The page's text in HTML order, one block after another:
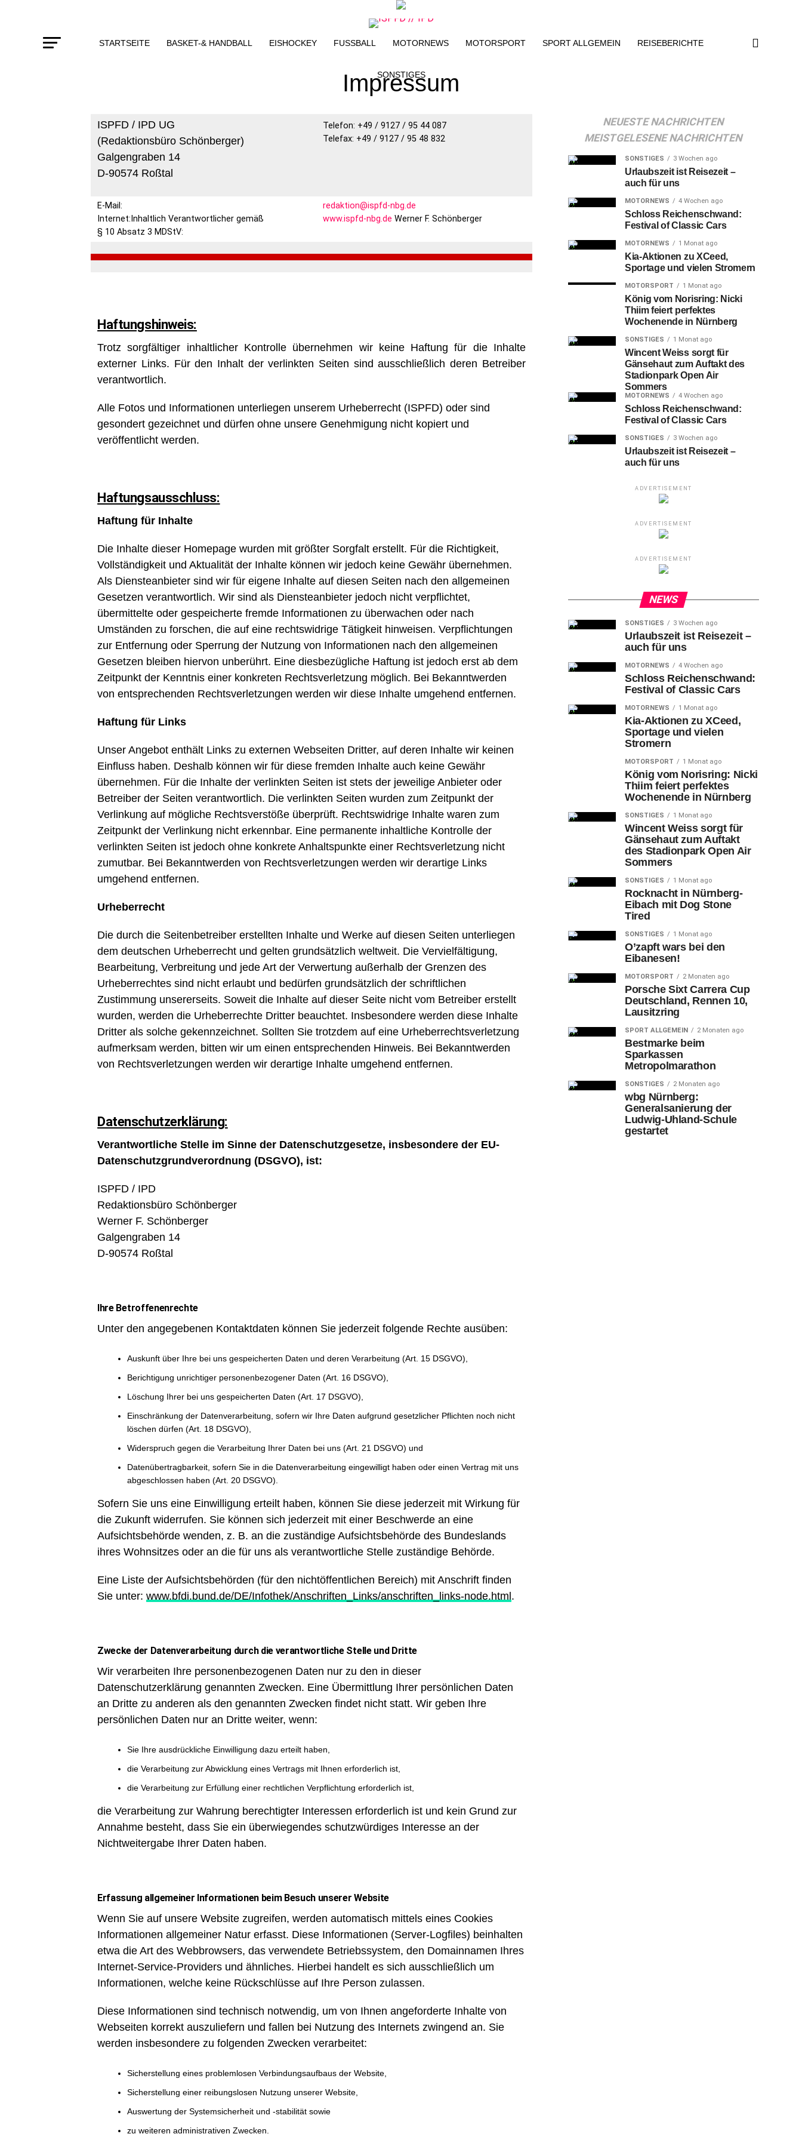
STARTSEITE BASKET-& HANDBALL EISHOCKEY FUSSBALL MOTORNEWS MOTORSPORT SPORT ALLGEMEIN REISEBERICHTE
SONSTIGES
Impressum
ISPFD / IPD UG
(Redaktionsbüro Schönberger)
Galgengraben 14
D-90574 Roßtal
Telefon: +49 / 9127 / 95 44 087
Telefax: +49 / 9127 / 95 48 832
E-Mail:
Internet:Inhaltlich Verantwortlicher gemäß
§ 10 Absatz 3 MDStV:
redaktion@ispfd-nbg.de
www.ispfd-nbg.de Werner F. Schönberger
Haftungshinweis:
Trotz sorgfältiger inhaltlicher Kontrolle übernehmen wir keine Haftung für die Inhalte
externer Links. Für den Inhalt der verlinkten Seiten sind ausschließlich deren Betreiber
verantwortlich.
Alle Fotos und Informationen unterliegen unserem Urheberrecht (ISPFD) oder sind
gesondert gezeichnet und dürfen ohne unsere Genehmigung nicht kopiert und
veröffentlicht werden.
Haftungsausschluss:
Haftung für Inhalte
Die Inhalte dieser Homepage wurden mit größter Sorgfalt erstellt. Für die Richtigkeit,
Vollständigkeit und Aktualität der Inhalte können wir jedoch keine Gewähr übernehmen.
Als Diensteanbieter sind wir für eigene Inhalte auf diesen Seiten nach den allgemeinen
Gesetzen verantwortlich. Wir sind als Diensteanbieter jedoch nicht verpflichtet,
übermittelte oder gespeicherte fremde Informationen zu überwachen oder nach
Umständen zu forschen, die auf eine rechtswidrige Tätigkeit hinweisen. Verpflichtungen
zur Entfernung oder Sperrung der Nutzung von Informationen nach den allgemeinen
Gesetzen bleiben hiervon unberührt. Eine diesbezügliche Haftung ist jedoch erst ab dem
Zeitpunkt der Kenntnis einer konkreten Rechtsverletzung möglich. Bei Bekanntwerden
von entsprechenden Rechtsverletzungen werden wir diese Inhalte umgehend entfernen.
Haftung für Links
Unser Angebot enthält Links zu externen Webseiten Dritter, auf deren Inhalte wir keinen
Einfluss haben. Deshalb können wir für diese fremden Inhalte auch keine Gewähr
übernehmen. Für die Inhalte der verlinkten Seiten ist stets der jeweilige Anbieter oder
Betreiber der Seiten verantwortlich. Die verlinkten Seiten wurden zum Zeitpunkt der
Verlinkung auf mögliche Rechtsverstöße überprüft. Rechtswidrige Inhalte waren zum
Zeitpunkt der Verlinkung nicht erkennbar. Eine permanente inhaltliche Kontrolle der
verlinkten Seiten ist jedoch ohne konkrete Anhaltspunkte einer Rechtsverletzung nicht
zumutbar. Bei Bekanntwerden von Rechtsverletzungen werden wir derartige Links
umgehend entfernen.
Urheberrecht
Die durch die Seitenbetreiber erstellten Inhalte und Werke auf diesen Seiten unterliegen
dem deutschen Urheberrecht und gelten grundsätzlich weltweit. Die Vervielfältigung,
Bearbeitung, Verbreitung und jede Art der Verwertung außerhalb der Grenzen des
Urheberrechtes sind nicht erlaubt und bedürfen grundsätzlich der schriftlichen
Zustimmung unsererseits. Soweit die Inhalte auf dieser Seite nicht vom Betreiber erstellt
wurden, werden die Urheberrechte Dritter beauchtet. Insbesondere werden diese Inhalte
Dritter als solche gekennzeichnet. Sollten Sie trotzdem auf eine Urheberrechtsverletzung
aufmerksam werden, bitten wir um einen entsprechenden Hinweis. Bei Bekanntwerden
von Rechtsverletzungen werden wir derartige Inhalte umgehend entfernen.
Datenschutzerklärung:
Verantwortliche Stelle im Sinne der Datenschutzgesetze, insbesondere der EU-
Datenschutzgrundverordnung (DSGVO), ist:
ISPFD / IPD
Redaktionsbüro Schönberger
Werner F. Schönberger
Galgengraben 14
D-90574 Roßtal
Ihre Betroffenenrechte
Unter den angegebenen Kontaktdaten können Sie jederzeit folgende Rechte ausüben:
Auskunft über Ihre bei uns gespeicherten Daten und deren Verarbeitung (Art. 15 DSGVO),
Berichtigung unrichtiger personenbezogener Daten (Art. 16 DSGVO),
Löschung Ihrer bei uns gespeicherten Daten (Art. 17 DSGVO),
Einschränkung der Datenverarbeitung, sofern wir Ihre Daten aufgrund gesetzlicher Pflichten noch nicht
löschen dürfen (Art. 18 DSGVO),
Widerspruch gegen die Verarbeitung Ihrer Daten bei uns (Art. 21 DSGVO) und
Datenübertragbarkeit, sofern Sie in die Datenverarbeitung eingewilligt haben oder einen Vertrag mit uns
abgeschlossen haben (Art. 20 DSGVO).
Sofern Sie uns eine Einwilligung erteilt haben, können Sie diese jederzeit mit Wirkung für
die Zukunft widerrufen. Sie können sich jederzeit mit einer Beschwerde an eine
Aufsichtsbehörde wenden, z. B. an die zuständige Aufsichtsbehörde des Bundeslands
ihres Wohnsitzes oder an die für uns als verantwortliche Stelle zuständige Behörde.
Eine Liste der Aufsichtsbehörden (für den nichtöffentlichen Bereich) mit Anschrift finden
Sie unter:www.bfdi.bund.de/DE/Infothek/Anschriften_Links/anschriften_links-node.html .
Zwecke der Datenverarbeitung durch die verantwortliche Stelle und Dritte
Wir verarbeiten Ihre personenbezogenen Daten nur zu den in dieser
Datenschutzerklärung genannten Zwecken. Eine Übermittlung Ihrer persönlichen Daten
an Dritte zu anderen als den genannten Zwecken findet nicht statt. Wir geben Ihre
persönlichen Daten nur an Dritte weiter, wenn:
Sie Ihre ausdrückliche Einwilligung dazu erteilt haben,
die Verarbeitung zur Abwicklung eines Vertrags mit Ihnen erforderlich ist,
die Verarbeitung zur Erfüllung einer rechtlichen Verpflichtung erforderlich ist,
die Verarbeitung zur Wahrung berechtigter Interessen erforderlich ist und kein Grund zur
Annahme besteht, dass Sie ein überwiegendes schutzwürdiges Interesse an der
Nichtweitergabe Ihrer Daten haben.
Erfassung allgemeiner Informationen beim Besuch unserer Website
Wenn Sie auf unsere Website zugreifen, werden automatisch mittels eines Cookies
Informationen allgemeiner Natur erfasst. Diese Informationen (Server-Logfiles) beinhalten
etwa die Art des Webbrowsers, das verwendete Betriebssystem, den Domainnamen Ihres
Internet-Service-Providers und ähnliches. Hierbei handelt es sich ausschließlich um
Informationen, welche keine Rückschlüsse auf Ihre Person zulassen.
Diese Informationen sind technisch notwendig, um von Ihnen angeforderte Inhalte von
Webseiten korrekt auszuliefern und fallen bei Nutzung des Internets zwingend an. Sie
werden insbesondere zu folgenden Zwecken verarbeitet:
Sicherstellung eines problemlosen Verbindungsaufbaus der Website,
Sicherstellung einer reibungslosen Nutzung unserer Website,
Auswertung der Systemsicherheit und -stabilität sowie
zu weiteren administrativen Zwecken.
NEUESTE NACHRICHTEN
MEISTGELESENE NACHRICHTEN
SONSTIGES 3 Wochen ago
Urlaubszeit ist Reisezeit –
auch für uns
MOTORNEWS 4 Wochen ago
Schloss Reichenschwand:
Festival of Classic Cars
MOTORNEWS 1 Monat ago
Kia-Aktionen zu XCeed,
Sportage und vielen Stromern
MOTORSPORT 1 Monat ago
König vom Norisring: Nicki
Thiim feiert perfektes
Wochenende in Nürnberg
SONSTIGES 1 Monat ago
Wincent Weiss sorgt für
Gänsehaut zum Auftakt des
Stadionpark Open Air
Sommers
MOTORNEWS 4 Wochen ago
Schloss Reichenschwand:
Festival of Classic Cars
SONSTIGES 3 Wochen ago
Urlaubszeit ist Reisezeit –
auch für uns
ADVERTISEMENT
ADVERTISEMENT
ADVERTISEMENT
NEWS
SONSTIGES 3 Wochen ago
Urlaubszeit ist Reisezeit –
auch für uns
MOTORNEWS 4 Wochen ago
Schloss Reichenschwand:
Festival of Classic Cars
MOTORNEWS 1 Monat ago
Kia-Aktionen zu XCeed,
Sportage und vielen
Stromern
MOTORSPORT 1 Monat ago
König vom Norisring: Nicki
Thiim feiert perfektes
Wochenende in Nürnberg
SONSTIGES 1 Monat ago
Wincent Weiss sorgt für
Gänsehaut zum Auftakt
des Stadionpark Open Air
Sommers
SONSTIGES 1 Monat ago
Rocknacht in Nürnberg-
Eibach mit Dog Stone
Tired
SONSTIGES 1 Monat ago
O’zapft wars bei den
Eibanesen!
MOTORSPORT 2 Monaten ago
Porsche Sixt Carrera Cup
Deutschland, Rennen 10,
Lausitzring
SPORT ALLGEMEIN 2 Monaten ago
Bestmarke beim
Sparkassen
Metropolmarathon
SONSTIGES 2 Monaten ago
wbg Nürnberg:
Generalsanierung der
Ludwig-Uhland-Schule
gestartet